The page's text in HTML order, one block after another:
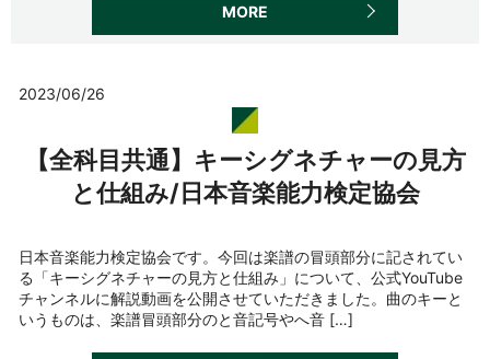
MORE
2023/06/26
【全科目共通】キーシグネチャーの見方
と仕組み/日本音楽能力検定協会
日本音楽能力検定協会です。今回は楽譜の冒頭部分に記されてい
る「キーシグネチャーの見方と仕組み」について、公式YouTube
チャンネルに解説動画を公開させていただきました。曲のキーと
いうものは、楽譜冒頭部分のと音記号やへ音 […]